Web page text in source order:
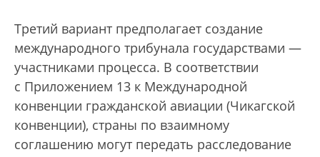
Третий вариант предполагает создание
международного трибунала государствами —
участниками процесса. В соответствии
с Приложением 13 к Международной
конвенции гражданской авиации (Чикагской
конвенции), страны по взаимному
соглашению могут передать расследование